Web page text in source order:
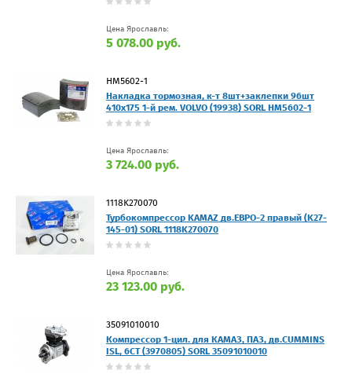
Цена Ярославль:
5 078.00 руб.
HM5602-1
Накладка тормозная, к-т 8шт+заклепки 96шт
410x175 1-й рем. VOLVO (19938) SORL HM5602-1
Цена Ярославль:
3 724.00 руб.
1118K270070
Турбокомпрессор KAMAZ дв.ЕВРО-2 правый (K27-
145-01) SORL 1118K270070
Цена Ярославль:
23 123.00 руб.
35091010010
Компрессор 1-цил. для КАМАЗ, ПАЗ, дв.CUMMINS
ISL, 6СT (3970805) SORL 35091010010